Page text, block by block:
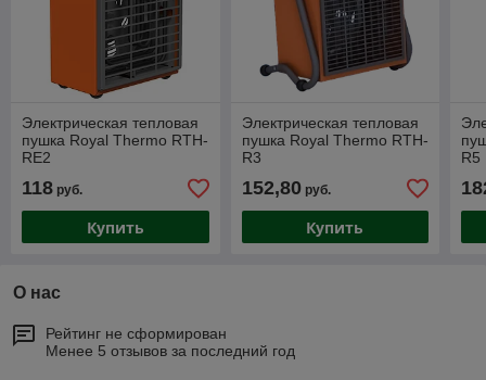
Электрическая тепловая
пушка Royal Thermo RTH-
RE2
118 руб.
Купить
Электрическая тепловая
пушка Royal Thermo RTH-
R3
152,80руб.
Купить
R5
О нас
Рейтинг не сформирован
Менее 5 отзывов за последний год